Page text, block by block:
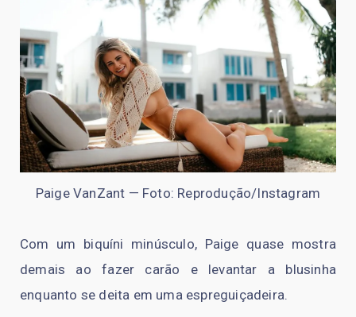
Paige VanZant — Foto: Reprodução/Instagram
Com um biquíni minúsculo, Paige quase mostra
demais ao fazer carão e levantar a blusinha
enquanto se deita em uma espreguiçadeira.